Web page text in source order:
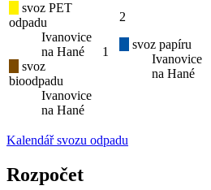
svoz PET
odpadu
Ivanovice
na Hané
svoz
bioodpadu
Ivanovice
na Hané
1
2
svoz papíru
Ivanovice
na Hané
Kalendář svozu odpadu
Rozpočet